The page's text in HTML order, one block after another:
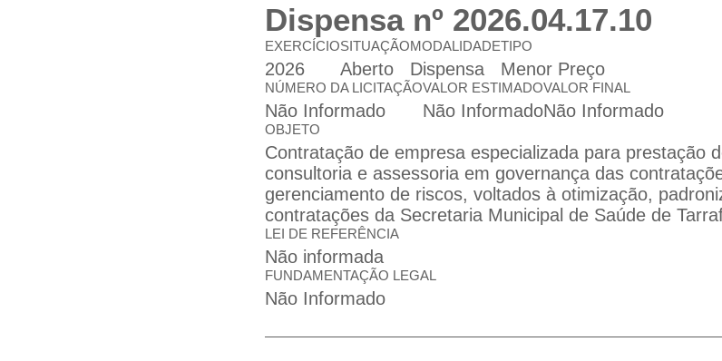
Dispensa nº 2026.04.17.10
EXERCÍCIO
2026
SITUAÇÃO
Aberto
MODALIDADE
Dispensa
TIPO
Menor Preço
NÚMERO DA LICITAÇÃO
Não Informado
VALOR ESTIMADO
Não Informado
VALOR FINAL
Não Informado
OBJETO
Contratação de empresa especializada para prestação
consultoria e assessoria em governança das
gerenciamento de riscos, voltados à otimização,
contratações da Secretaria Municipal de Saúde de
LEI DE REFERÊNCIA
Não informada
FUNDAMENTAÇÃO LEGAL
Não Informado